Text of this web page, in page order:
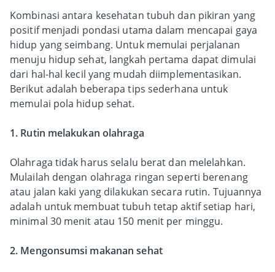
Kombinasi antara kesehatan tubuh dan pikiran yang
positif menjadi pondasi utama dalam mencapai gaya
hidup yang seimbang. Untuk memulai perjalanan
menuju hidup sehat, langkah pertama dapat dimulai
dari hal-hal kecil yang mudah diimplementasikan.
Berikut adalah beberapa tips sederhana untuk
memulai pola hidup sehat.
1. Rutin melakukan olahraga
Olahraga tidak harus selalu berat dan melelahkan.
Mulailah dengan olahraga ringan seperti berenang
atau jalan kaki yang dilakukan secara rutin. Tujuannya
adalah untuk membuat tubuh tetap aktif setiap hari,
minimal 30 menit atau 150 menit per minggu.
2. Mengonsumsi makanan sehat